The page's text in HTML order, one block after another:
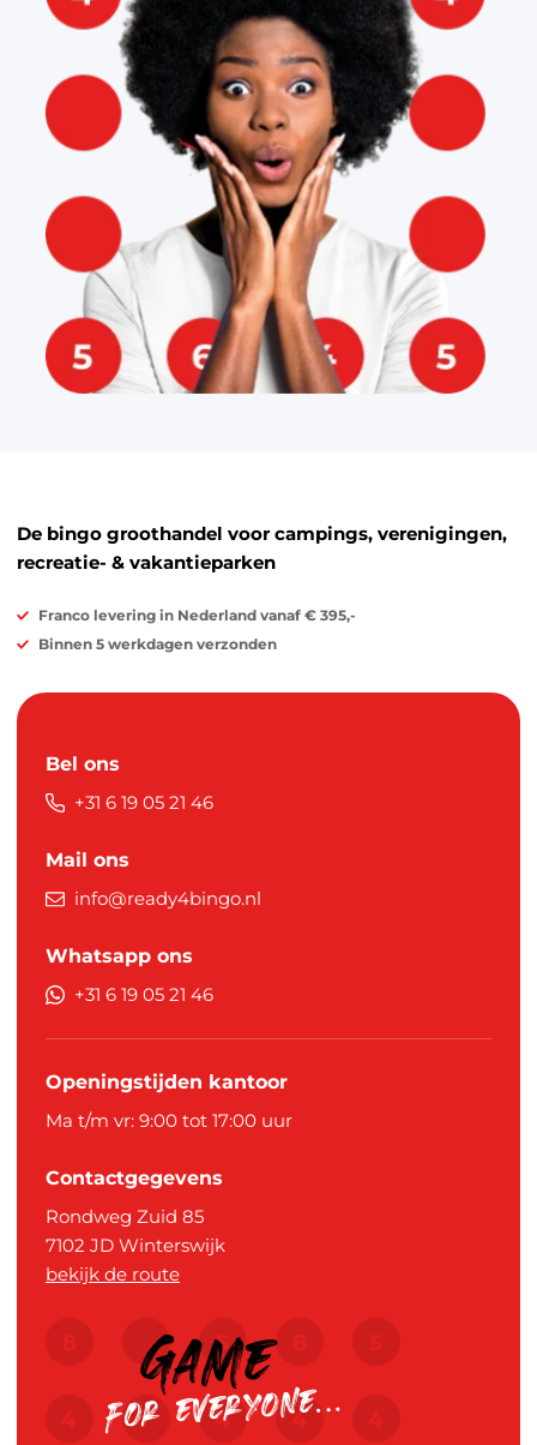
De bingo groothandel voor campings, verenigingen,
recreatie- & vakantieparken
Franco levering in Nederland vanaf € 395,-
Binnen 5 werkdagen verzonden
Bel ons
+31 6 19 05 21 46
Mail ons
info@ready4bingo.nl
Whatsapp ons
+31 6 19 05 21 46
Openingstijden kantoor
Ma t/m vr: 9:00 tot 17:00 uur
Contactgegevens
Rondweg Zuid 85
7102 JD Winterswijk
bekijk de route